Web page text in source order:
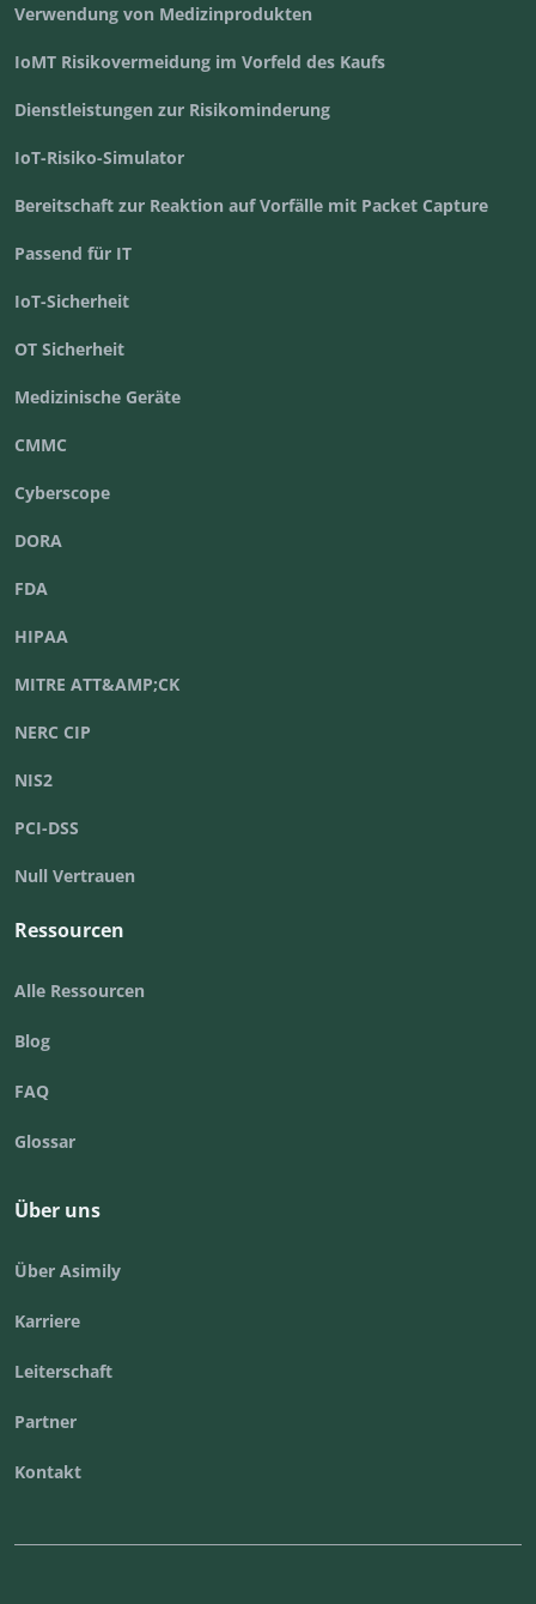
Verwendung von Medizinprodukten
IoMT Risikovermeidung im Vorfeld des Kaufs
Dienstleistungen zur Risikominderung
IoT-Risiko-Simulator
Bereitschaft zur Reaktion auf Vorfälle mit Packet Capture
Passend für IT
IoT-Sicherheit
OT Sicherheit
Medizinische Geräte
CMMC
Cyberscope
DORA
FDA
HIPAA
MITRE ATT&AMP;CK
NERC CIP
NIS2
PCI-DSS
Null Vertrauen
Ressourcen
Alle Ressourcen
Blog
FAQ
Glossar
Über uns
Über Asimily
Karriere
Leiterschaft
Partner
Kontakt